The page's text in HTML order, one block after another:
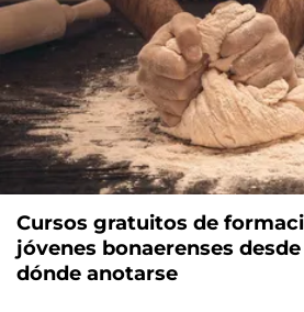
Cursos gratuitos de
jóvenes bonaerenses desde
dónde anotarse